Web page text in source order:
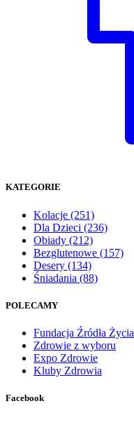
KATEGORIE
Kolacje (251)
Dla Dzieci (236)
Obiady (212)
Bezglutenowe (157)
Desery (134)
Śniadania (88)
POLECAMY
Fundacja Źródła Życia
Zdrowie z wyboru
Expo Zdrowie
Kluby Zdrowia
Facebook